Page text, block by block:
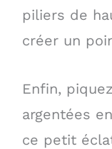
piliers de
créer un
Enfin,
argentées
ce petit